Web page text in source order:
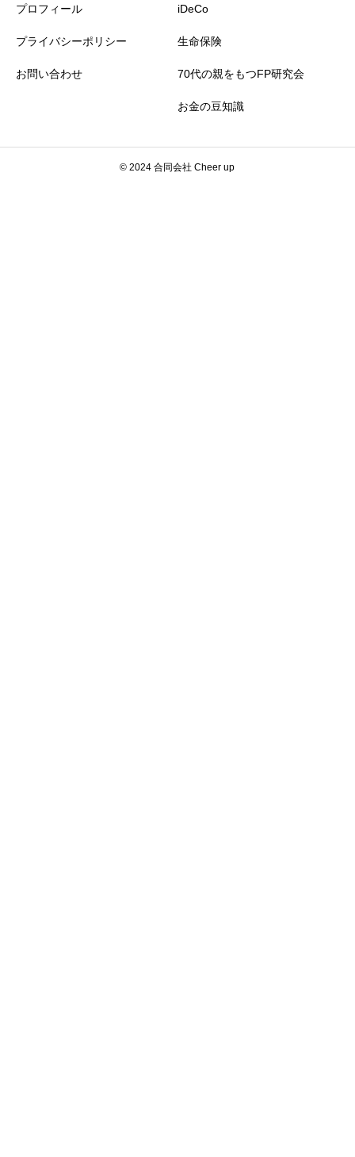
プロフィール
プライバシーポリシー
お問い合わせ
iDeCo
生命保険
70代の親をもつFP研究会
お金の豆知識
© 2024 合同会社 Cheer up